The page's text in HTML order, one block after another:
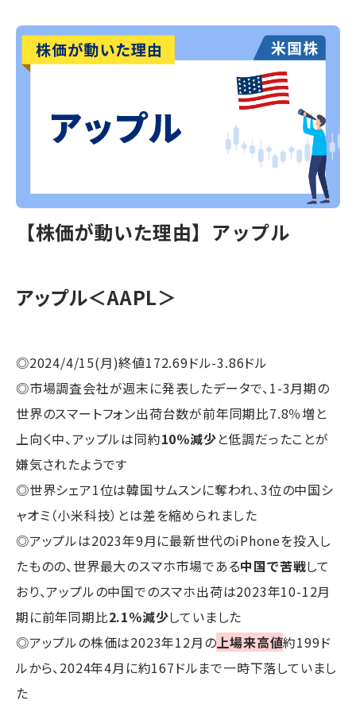
【株価が動いた理由】アップル
アップル＜AAPL＞
◎2024/4/15(月)終値172.69ドル-3.86ドル
◎市場調査会社が週末に発表したデータで、1-3月期の
世界のスマートフォン出荷台数が前年同期比7.8％増と
上向く中、アップルは同約10％減少と低調だったことが
嫌気されたようです
◎世界シェア1位は韓国サムスンに奪われ、3位の中国シ
ャオミ（小米科技）とは差を縮められました
◎アップルは2023年9月に最新世代のiPhoneを投入し
たものの、世界最大のスマホ市場である中国で苦戦して
おり、アップルの中国でのスマホ出荷は2023年10-12月
期に前年同期比2.1％減少していました
◎アップルの株価は2023年12月の 上場来高値約199ド
ルから、2024年4月に約167ドルまで一時下落していまし
た